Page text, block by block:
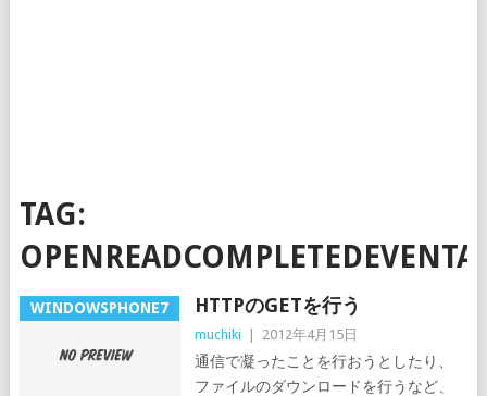
TAG:
WINDOWSPHONE7 HTTPのGETを行う
muchiki 2012年4月15日
通信で凝ったことを行おうとしたり、
ファイルのダウンロードを行うなど、